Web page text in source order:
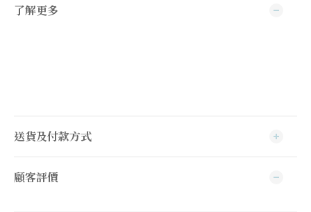
了解更多
送貨及付款方式
顧客評價